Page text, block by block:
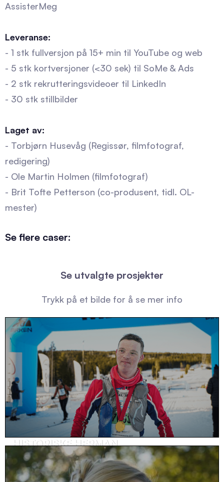
AssisterMeg
Leveranse:
- 1 stk fullversjon på 15+ min til YouTube og web
- 5 stk kortversjoner (<30 sek) til SoMe & Ads
- 2 stk rekrutteringsvideoer til LinkedIn
- 30 stk stillbilder
Laget av:
- Torbjørn Husevåg (Regissør, filmfotograf,
redigering)
- Ole Martin Holmen (filmfotograf)
- Brit Tofte Petterson (co-produsent, tidl. OL-
mester)
Se flere caser:
Se utvalgte prosjekter
Trykk på et bilde for å se mer info
HISTORISKE HERMAN
Kundehistorie, helse & omsorg